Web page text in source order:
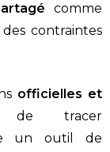
comme
contraintes
officielles et
tracer
un outil de